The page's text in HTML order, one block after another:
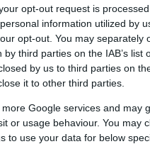
opt-out request is
information utilized by
opt-out. You may separately
third parties on the IAB’s list
by us to third parties on
it to other third parties.
Google services and may
or usage behaviour. You may
to use your data for below